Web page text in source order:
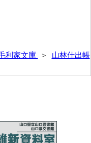
利家文庫 ＞ 山林仕出帳